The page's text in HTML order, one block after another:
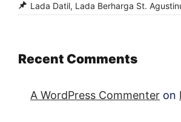
Lada Datil, Lada Berharga St.
Recent Comments
A WordPress Commenter on